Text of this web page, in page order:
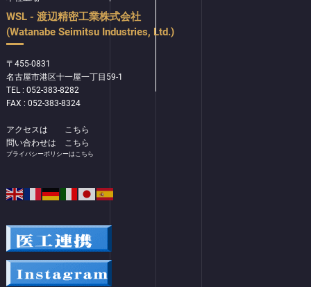
WSL - 渡辺精密工業株式会社
(Watanabe Seimitsu Industries, Ltd.)
〒455-0831
名古屋市港区十一屋一丁目59-1
TEL : 052-383-8282
FAX : 052-383-8324
アクセスは こちら
問い合わせは こちら
プライバシーポリシーはこちら